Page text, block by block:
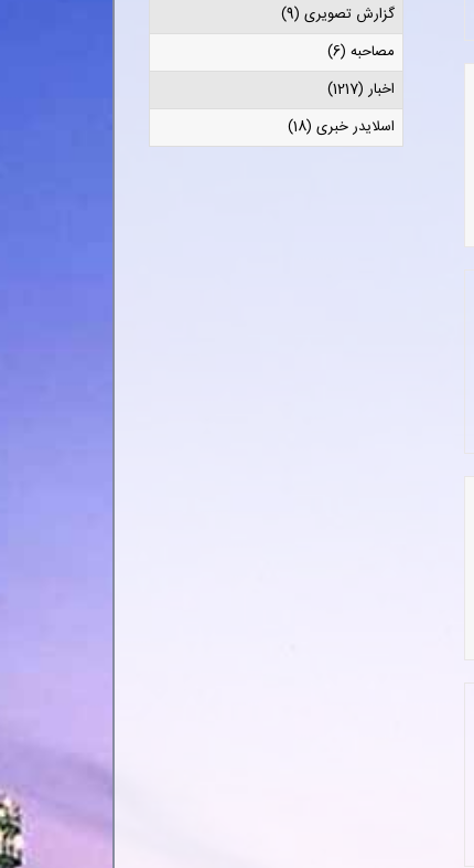
گزارش تصویری (9)
مصاحبه (6)
اخبار (1217)
اسلایدر خبری (18)